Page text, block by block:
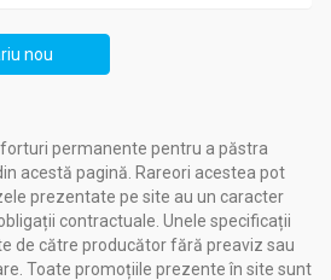
nou
permanente pentru a păstra
acestă pagină. Rareori acestea pot
prezentate pe site au un caracter
contractuale. Unele specificații
de către producător fără preaviz sau
Toate promoțiile prezente în site sunt